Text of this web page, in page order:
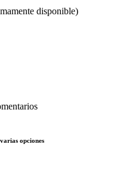
disponible)
opciones